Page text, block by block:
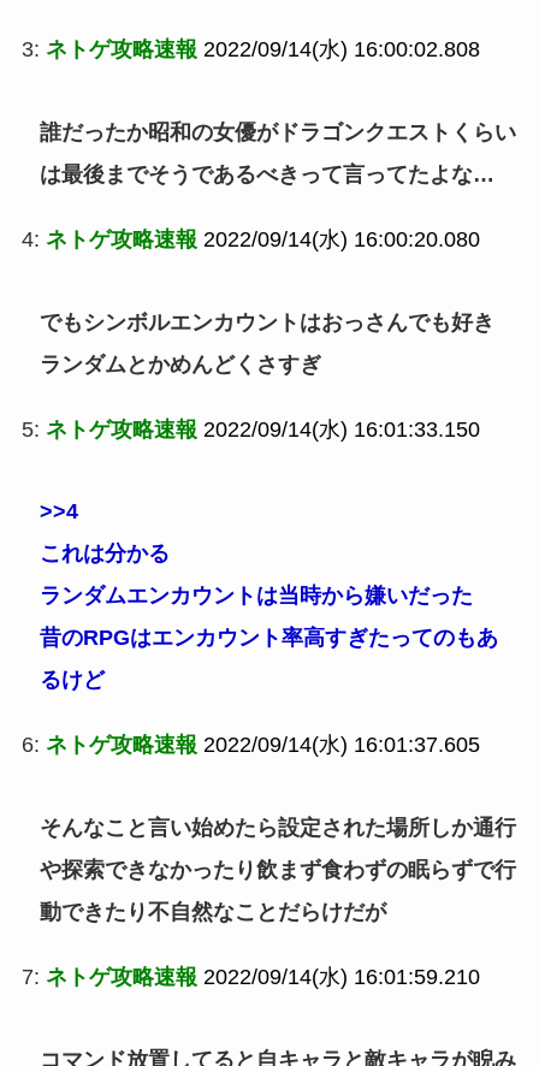
3: ネトゲ攻略速報 2022/09/14(水) 16:00:02.808
誰だったか昭和の女優がドラゴンクエストくらい
は最後までそうであるべきって言ってたよな…
4: ネトゲ攻略速報 2022/09/14(水) 16:00:20.080
でもシンボルエンカウントはおっさんでも好き
ランダムとかめんどくさすぎ
5: ネトゲ攻略速報 2022/09/14(水) 16:01:33.150
>>4
これは分かる
ランダムエンカウントは当時から嫌いだった
昔のRPGはエンカウント率高すぎたってのもあ
るけど
6: ネトゲ攻略速報 2022/09/14(水) 16:01:37.605
そんなこと言い始めたら設定された場所しか通行
や探索できなかったり飲まず食わずの眠らずで行
動できたり不自然なことだらけだが
7: ネトゲ攻略速報 2022/09/14(水) 16:01:59.210
コマンド放置してると自キャラと敵キャラが睨み